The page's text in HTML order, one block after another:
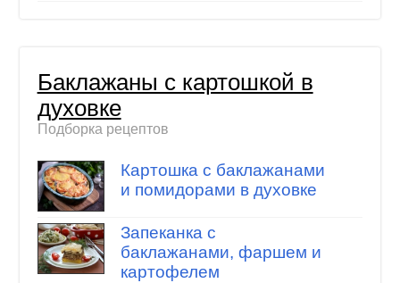
Баклажаны с картошкой в
духовке
Подборка рецептов
Картошка с баклажанами
и помидорами в духовке
Запеканка с
баклажанами, фаршем и
картофелем